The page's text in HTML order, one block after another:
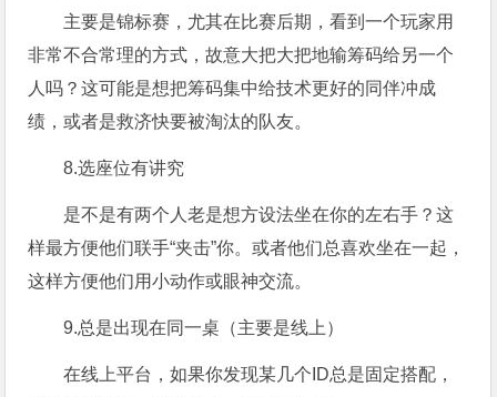
主要是锦标赛，尤其在比赛后期，看到一个玩家用
非常不合常理的方式，故意大把大把地输筹码给另一个
人吗？这可能是想把筹码集中给技术更好的同伴冲成
绩，或者是救济快要被淘汰的队友。
8.选座位有讲究
是不是有两个人老是想方设法坐在你的左右手？这
样最方便他们联手“夹击”你。或者他们总喜欢坐在一起，
这样方便他们用小动作或眼神交流。
9.总是出现在同一桌（主要是线上）
在线上平台，如果你发现某几个ID总是固定搭配，